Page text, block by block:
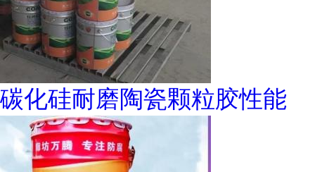
碳化硅耐磨陶瓷颗粒胶性能